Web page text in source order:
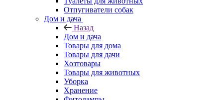
Отпугиватели собак
Дом и дача
Назад
Дом и дача
Товары для дома
Товары для дачи
Хозтовары
Товары для животных
Уборка
Хранение